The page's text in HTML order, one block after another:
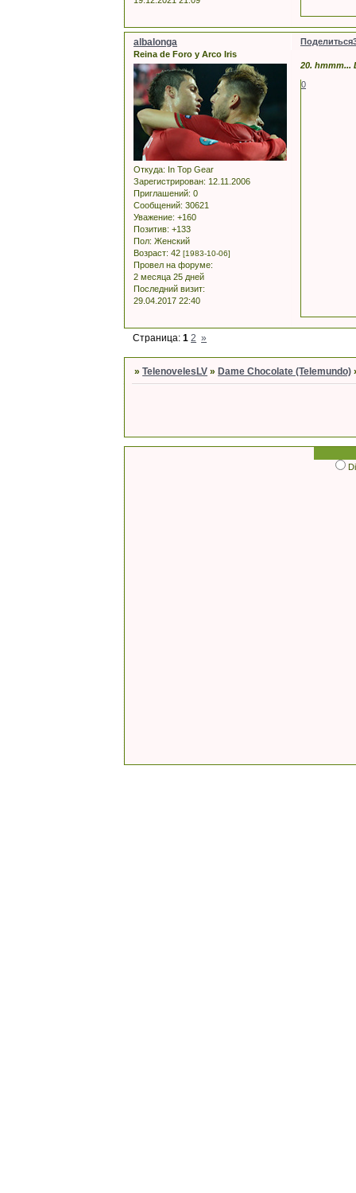
Поделиться
albalonga
Reina de Foro y Arco Iris
Откуда: In Top Gear
Зарегистрирован: 12.11.2006
Приглашений: 0
Сообщений: 30621
Уважение: +160
Позитив: +133
Пол: Женский
Возраст: 42 [1983-10-06]
Провел на форуме:
2 месяца 25 дней
Последний визит:
29.04.2017 22:40
20. hmmm...
0
Страница:1 2 »
»TelenovelesLV » Dame Chocolate (Telemundo)